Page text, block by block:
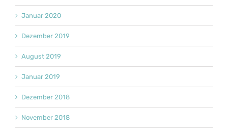
Januar 2020
Dezember 2019
August 2019
Januar 2019
Dezember 2018
November 2018